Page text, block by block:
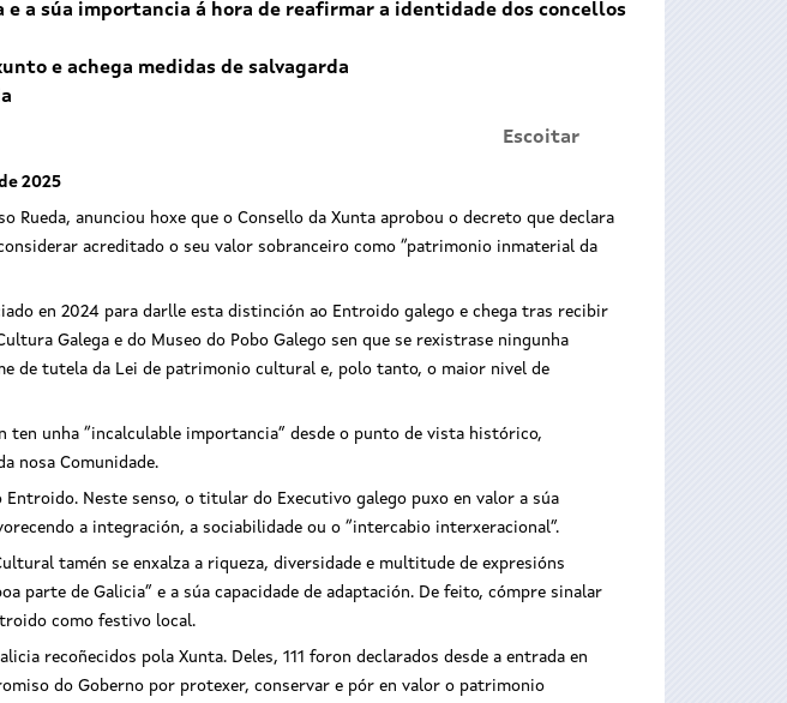
a súa importancia á hora de reafirmar a identidade dos concellos
e achega medidas de salvagarda
Escoitar
2025
Rueda, anunciou hoxe que o Consello da Xunta aprobou o decreto que declara
acreditado o seu valor sobranceiro como “patrimonio inmaterial da
en 2024 para darlle esta distinción ao Entroido galego e chega tras recibir
Galega e do Museo do Pobo Galego sen que se rexistrase ningunha
de tutela da Lei de patrimonio cultural e, polo tanto, o maior nivel de
ten unha “incalculable importancia” desde o punto de vista histórico,
nosa Comunidade.
Neste senso, o titular do Executivo galego puxo en valor a súa
a integración, a sociabilidade ou o “intercabio interxeracional”.
tamén se enxalza a riqueza, diversidade e multitude de expresións
parte de Galicia” e a súa capacidade de adaptación. De feito, cómpre sinalar
como festivo local.
recoñecidos pola Xunta. Deles, 111 foron declarados desde a entrada en
do Goberno por protexer, conservar e pór en valor o patrimonio